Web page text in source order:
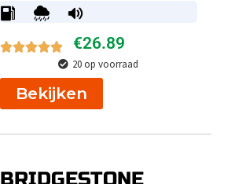
€26.89
20 op voorraad
Bekijken
BRIDGESTONE